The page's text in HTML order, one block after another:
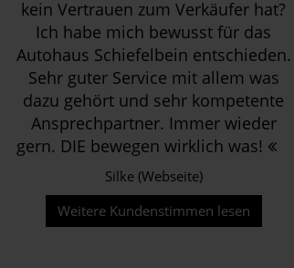
kein Vertrauen zum Verkäufer hat?
Ich habe mich bewusst für das
Autohaus Schiefelbein entschieden.
Sehr guter Service mit allem was
dazu gehört und sehr kompetente
Ansprechpartner. Immer wieder
gern. DIE bewegen wirklich was!
Silke (Webseite)
Weitere Kundenstimmen lesen